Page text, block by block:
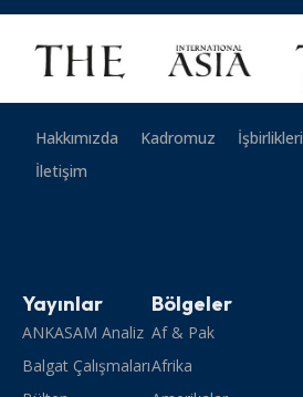
Hakkımızda Kadromuz İşbirlikleri
İletişim
Yayınlar
ANKASAM Analiz
Balgat Çalışmaları
Bölgeler
Af & Pak
Afrika